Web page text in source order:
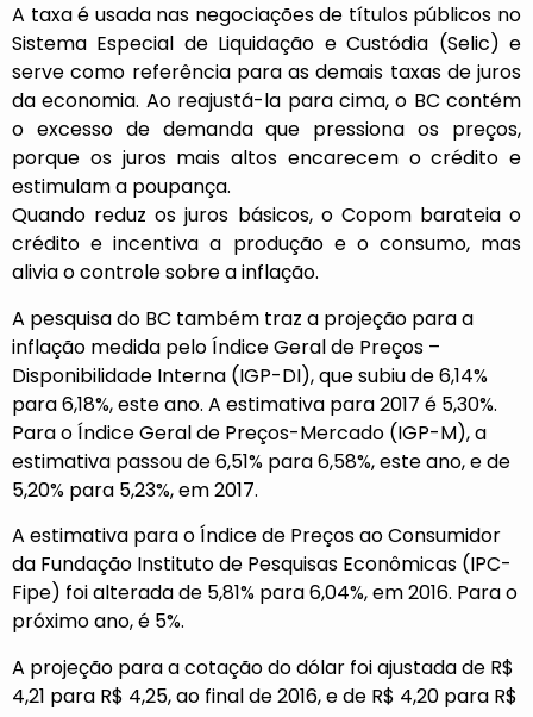
A taxa é usada nas negociações de títulos públicos no
Sistema Especial de Liquidação e Custódia (Selic) e
serve como referência para as demais taxas de juros
da economia. Ao reajustá-la para cima, o BC contém
o excesso de demanda que pressiona os preços,
porque os juros mais altos encarecem o crédito e
estimulam a poupança.
Quando reduz os juros básicos, o Copom barateia o
crédito e incentiva a produção e o consumo, mas
alivia o controle sobre a inflação.
A pesquisa do BC também traz a projeção para a
inflação medida pelo Índice Geral de Preços –
Disponibilidade Interna (IGP-DI), que subiu de 6,14%
para 6,18%, este ano. A estimativa para 2017 é 5,30%.
Para o Índice Geral de Preços-Mercado (IGP-M), a
estimativa passou de 6,51% para 6,58%, este ano, e de
5,20% para 5,23%, em 2017.
A estimativa para o Índice de Preços ao Consumidor
da Fundação Instituto de Pesquisas Econômicas (IPC-
Fipe) foi alterada de 5,81% para 6,04%, em 2016. Para o
próximo ano, é 5%.
A projeção para a cotação do dólar foi ajustada de R$
4,21 para R$ 4,25, ao final de 2016, e de R$ 4,20 para R$